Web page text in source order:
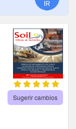
Sugerir cambios